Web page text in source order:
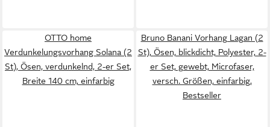
OTTO home
Verdunkelungsvorhang Solana (2
St), Ösen, verdunkelnd, 2-er Set,
Breite 140 cm, einfarbig
Bruno Banani Vorhang Lagan (2
St), Ösen, blickdicht, Polyester, 2-
er Set, gewebt, Microfaser,
versch. Größen, einfarbig,
Bestseller